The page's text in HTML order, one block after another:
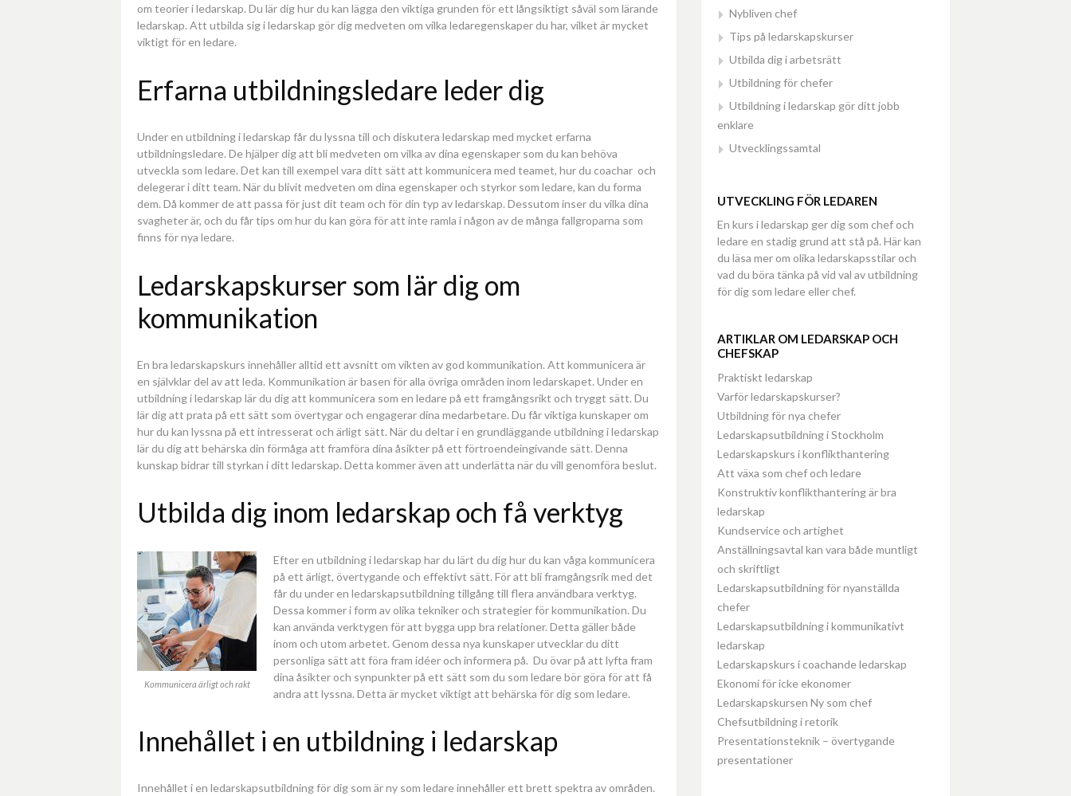
om teorier i ledarskap. Du lär dig hur du kan lägga den viktiga grunden för ett långsiktigt såväl som lärande
ledarskap. Att utbilda sig i ledarskap gör dig medveten om vilka ledaregenskaper du har, vilket är mycket
viktigt för en ledare.
Erfarna utbildningsledare leder dig
Under en utbildning i ledarskap får du lyssna till och diskutera ledarskap med mycket erfarna
utbildningsledare. De hjälper dig att bli medveten om vilka av dina egenskaper som du kan behöva
utveckla som ledare. Det kan till exempel vara ditt sätt att kommunicera med teamet, hur du coachar och
delegerar i ditt team. När du blivit medveten om dina egenskaper och styrkor som ledare, kan du forma
dem. Då kommer de att passa för just dit team och för din typ av ledarskap. Dessutom inser du vilka dina
svagheter är, och du får tips om hur du kan göra för att inte ramla i någon av de många fallgroparna som
finns för nya ledare.
Ledarskapskurser som lär dig om
kommunikation
En bra ledarskapskurs innehåller alltid ett avsnitt om vikten av god kommunikation. Att kommunicera är
en självklar del av att leda. Kommunikation är basen för alla övriga områden inom ledarskapet. Under en
utbildning i ledarskap lär du dig att kommunicera som en ledare på ett framgångsrikt och tryggt sätt. Du
lär dig att prata på ett sätt som övertygar och engagerar dina medarbetare. Du får viktiga kunskaper om
hur du kan lyssna på ett intresserat och ärligt sätt. När du deltar i en grundläggande utbildning i ledarskap
lär du dig att behärska din förmåga att framföra dina åsikter på ett förtroendeingivande sätt. Denna
kunskap bidrar till styrkan i ditt ledarskap. Detta kommer även att underlätta när du vill genomföra beslut.
Utbilda dig inom ledarskap och få verktyg
Kommunicera ärligt och rakt
Efter en utbildning i ledarskap har du lärt du dig hur du kan våga kommunicera
på ett ärligt, övertygande och effektivt sätt. För att bli framgångsrik med det
får du under en ledarskapsutbildning tillgång till flera användbara verktyg.
Dessa kommer i form av olika tekniker och strategier för kommunikation. Du
kan använda verktygen för att bygga upp bra relationer. Detta gäller både
inom och utom arbetet. Genom dessa nya kunskaper utvecklar du ditt
personliga sätt att föra fram idéer och informera på. Du övar på att lyfta fram
dina åsikter och synpunkter på ett sätt som du som ledare bör göra för att få
andra att lyssna. Detta är mycket viktigt att behärska för dig som ledare.
Innehållet i en utbildning i ledarskap
Innehållet i en ledarskapsutbildning för dig som är ny som ledare innehåller ett brett spektra av områden.
Nybliven chef
Tips på ledarskapskurser
Utbilda dig i arbetsrätt
Utbildning för chefer
Utbildning i ledarskap gör ditt jobb
enklare
Utvecklingssamtal
UTVECKLING FÖR LEDAREN
En kurs i ledarskap ger dig som chef och
ledare en stadig grund att stå på. Här kan
du läsa mer om olika ledarskapsstilar och
vad du böra tänka på vid val av utbildning
för dig som ledare eller chef.
ARTIKLAR OM LEDARSKAP OCH
CHEFSKAP
Praktiskt ledarskap
Varför ledarskapskurser?
Utbildning för nya chefer
Ledarskapsutbildning i Stockholm
Ledarskapskurs i konflikthantering
Att växa som chef och ledare
Konstruktiv konflikthantering är bra
ledarskap
Kundservice och artighet
Anställningsavtal kan vara både muntligt
och skriftligt
Ledarskapsutbildning för nyanställda
chefer
Ledarskapsutbildning i kommunikativt
ledarskap
Ledarskapskurs i coachande ledarskap
Ekonomi för icke ekonomer
Ledarskapskursen Ny som chef
Chefsutbildning i retorik
Presentationsteknik – övertygande
presentationer